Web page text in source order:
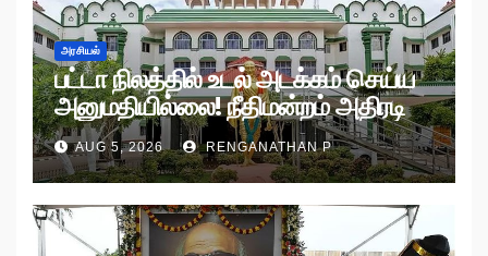
அரசியல்
பட்டா நிலத்தில் உடல் அடக்கம் செய்ய
அனுமதியில்லை! நீதிமன்றம் அதிரடி
உத்தரவு!
AUG 5, 2026 RENGANATHAN P